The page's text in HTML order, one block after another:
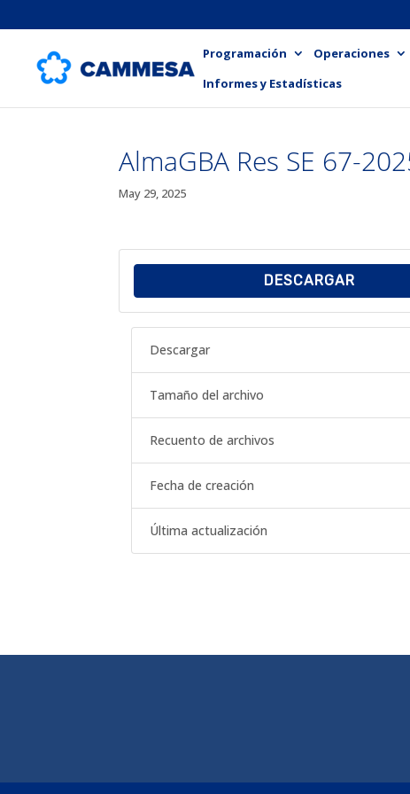
Programación Operaciones
Informes y Estadísticas
AlmaGBA Res SE 67-
May 29, 2025
DESCARGAR
Descargar
Tamaño del archivo
Recuento de archivos
Fecha de creación
Última actualización